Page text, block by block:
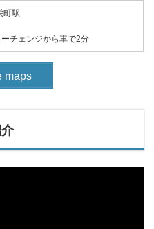
町駅
チェンジから車で2分
maps